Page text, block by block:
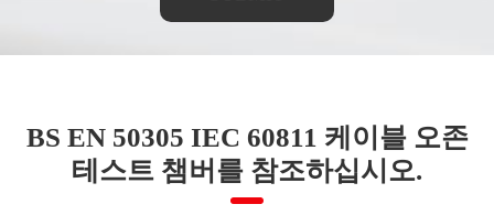
BS EN 50305 IEC 60811 케이블 오존
테스트 챔버를 참조하십시오.